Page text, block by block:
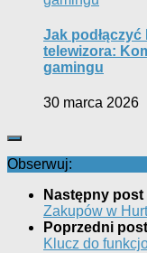
Jak
telewizora:
gamingu
30 marca 2026
Obserwuj:
Następny post
Zakupów w
Poprzedni post
Klucz do